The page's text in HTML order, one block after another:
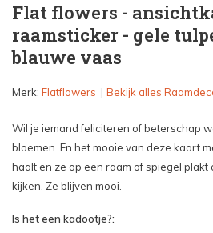
Flat flowers -
raamsticker - gele
blauwe vaas
Merk: Flatflowers Bekijk alles
Wil je iemand feliciteren of beterschap
bloemen. En het mooie van deze kaart
haalt en ze op een raam of spiegel plakt
kijken. Ze blijven mooi.
Is het een kadootje?: